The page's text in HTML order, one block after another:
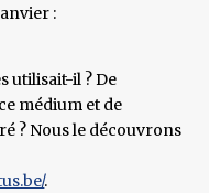
:
utilisait-il ? De
médium et de
? Nous le découvrons
.